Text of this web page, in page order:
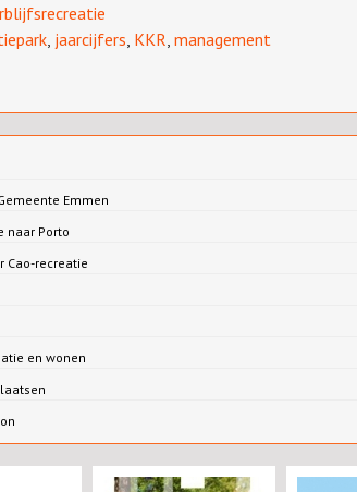
jaarcijfers KKR management
Emmen
naar Porto
Cao-recreatie
en wonen